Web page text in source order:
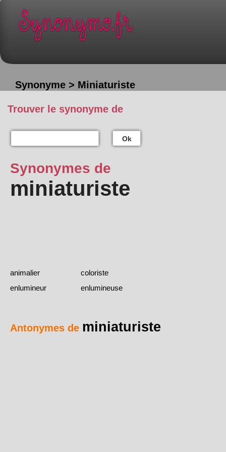
Synonyme > Miniaturiste
Trouver le synonyme de
Ok
Synonymes de
miniaturiste
animalier
coloriste
enlumineur
enlumineuse
Antonymes de miniaturiste